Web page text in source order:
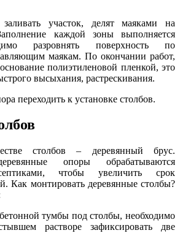
участок, делят маяками на
каждой зоны выполняется
разровнять поверхность по
маякам. По окончании работ,
полиэтиленовой пленкой, это
высыхания, растрескивания.
переходить к установке столбов.
столбов – деревянный брус.
опоры обрабатываются
чтобы увеличить срок
Как монтировать деревянные столбы?
тумбы под столбы, необходимо
растворе зафиксировать две